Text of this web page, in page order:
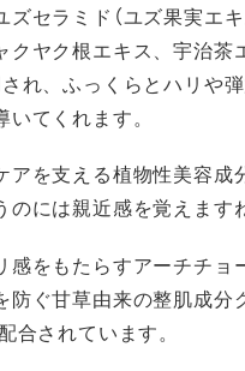
ズセラミド（ユズ果実エ
クヤク根エキス、宇治茶
され、ふっくらとハリや
てくれます。
アを支える植物性美容成
には親近感を覚えます
感をもたらすアーチチョ
防ぐ甘草由来の整肌成分
合されています。